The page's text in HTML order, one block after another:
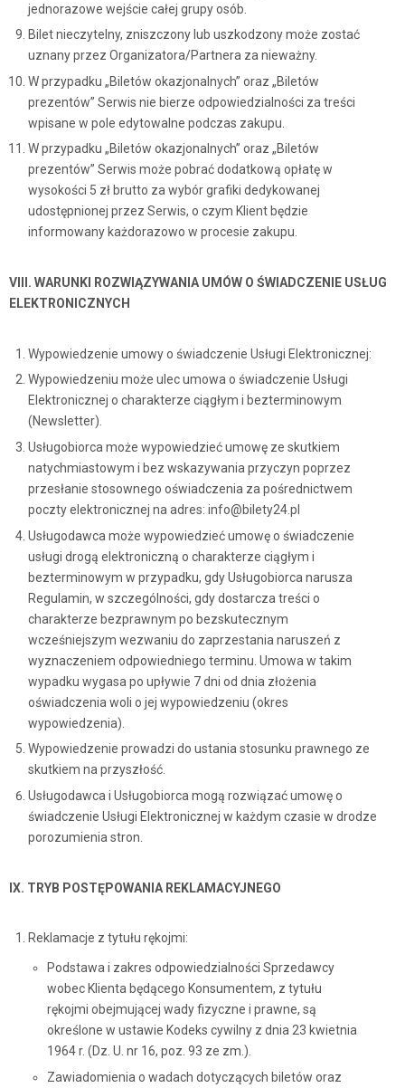
jednorazowe wejście całej grupy osób.
Bilet nieczytelny, zniszczony lub uszkodzony może zostać
uznany przez Organizatora/Partnera za nieważny.
W przypadku „Biletów okazjonalnych” oraz „Biletów
prezentów” Serwis nie bierze odpowiedzialności za treści
wpisane w pole edytowalne podczas zakupu.
W przypadku „Biletów okazjonalnych” oraz „Biletów
prezentów” Serwis może pobrać dodatkową opłatę w
wysokości 5 zł brutto za wybór grafiki dedykowanej
udostępnionej przez Serwis, o czym Klient będzie
informowany każdorazowo w procesie zakupu.
VIII. WARUNKI ROZWIĄZYWANIA UMÓW O ŚWIADCZENIE USŁUG
ELEKTRONICZNYCH
Wypowiedzenie umowy o świadczenie Usługi Elektronicznej:
Wypowiedzeniu może ulec umowa o świadczenie Usługi
Elektronicznej o charakterze ciągłym i bezterminowym
(Newsletter).
Usługobiorca może wypowiedzieć umowę ze skutkiem
natychmiastowym i bez wskazywania przyczyn poprzez
przesłanie stosownego oświadczenia za pośrednictwem
poczty elektronicznej na adres: info@bilety24.pl
Usługodawca może wypowiedzieć umowę o świadczenie
usługi drogą elektroniczną o charakterze ciągłym i
bezterminowym w przypadku, gdy Usługobiorca narusza
Regulamin, w szczególności, gdy dostarcza treści o
charakterze bezprawnym po bezskutecznym
wcześniejszym wezwaniu do zaprzestania naruszeń z
wyznaczeniem odpowiedniego terminu. Umowa w takim
wypadku wygasa po upływie 7 dni od dnia złożenia
oświadczenia woli o jej wypowiedzeniu (okres
wypowiedzenia).
Wypowiedzenie prowadzi do ustania stosunku prawnego ze
skutkiem na przyszłość.
Usługodawca i Usługobiorca mogą rozwiązać umowę o
świadczenie Usługi Elektronicznej w każdym czasie w drodze
porozumienia stron.
IX. TRYB POSTĘPOWANIA REKLAMACYJNEGO
Reklamacje z tytułu rękojmi:
Podstawa i zakres odpowiedzialności Sprzedawcy
wobec Klienta będącego Konsumentem, z tytułu
rękojmi obejmującej wady fizyczne i prawne, są
określone w ustawie Kodeks cywilny z dnia 23 kwietnia
1964 r. (Dz. U. nr 16, poz. 93 ze zm.).
Zawiadomienia o wadach dotyczących biletów oraz